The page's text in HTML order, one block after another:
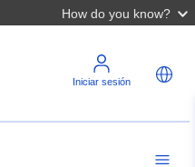
How do you know?
Iniciar sesión